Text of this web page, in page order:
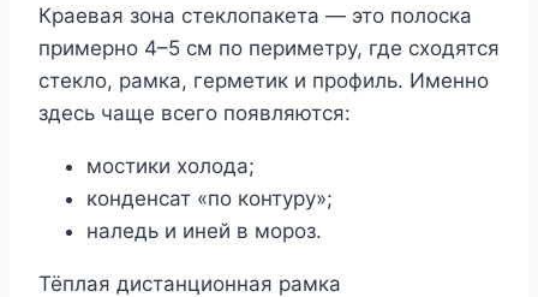
Краевая зона стеклопакета — это полоска
примерно 4–5 см по периметру, где сходятся
стекло, рамка, герметик и профиль. Именно
здесь чаще всего появляются:
мостики холода;
конденсат «по контуру»;
наледь и иней в мороз.
Тёплая дистанционная рамка